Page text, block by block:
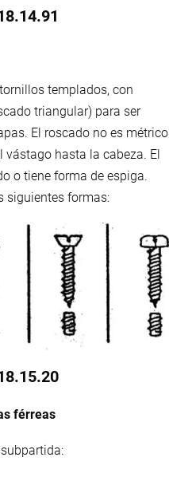
templados, con
triangular) para ser
El roscado no es métrico
vástago hasta la cabeza. El
o tiene forma de espiga.
siguientes formas:
férreas